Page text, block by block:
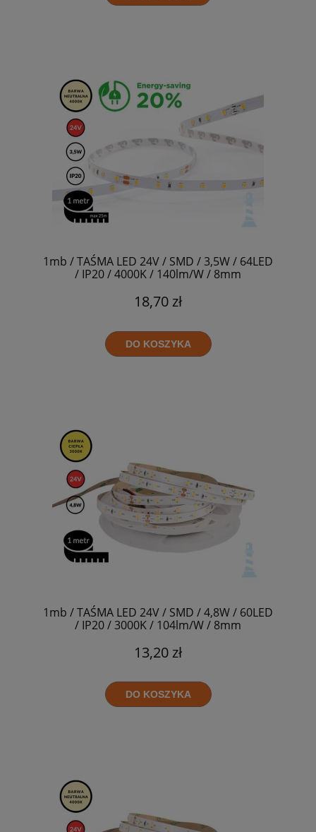
1mb / TAŚMA LED 24V / SMD / 3,5W / 64LED
/ IP20 / 4000K / 140lm/W / 8mm
18,70 zł
DO KOSZYKA
1mb / TAŚMA LED 24V / SMD / 4,8W / 60LED
/ IP20 / 3000K / 104lm/W / 8mm
13,20 zł
DO KOSZYKA